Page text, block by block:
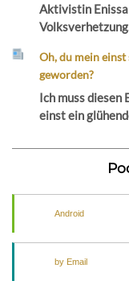
Aktivistin
Oh, du mein
geworden?
Ich muss diesen
einst ein
Android
by Email